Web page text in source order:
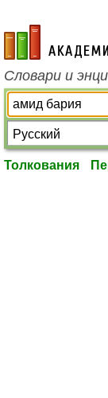
academic.ru
Словари и
Толкования